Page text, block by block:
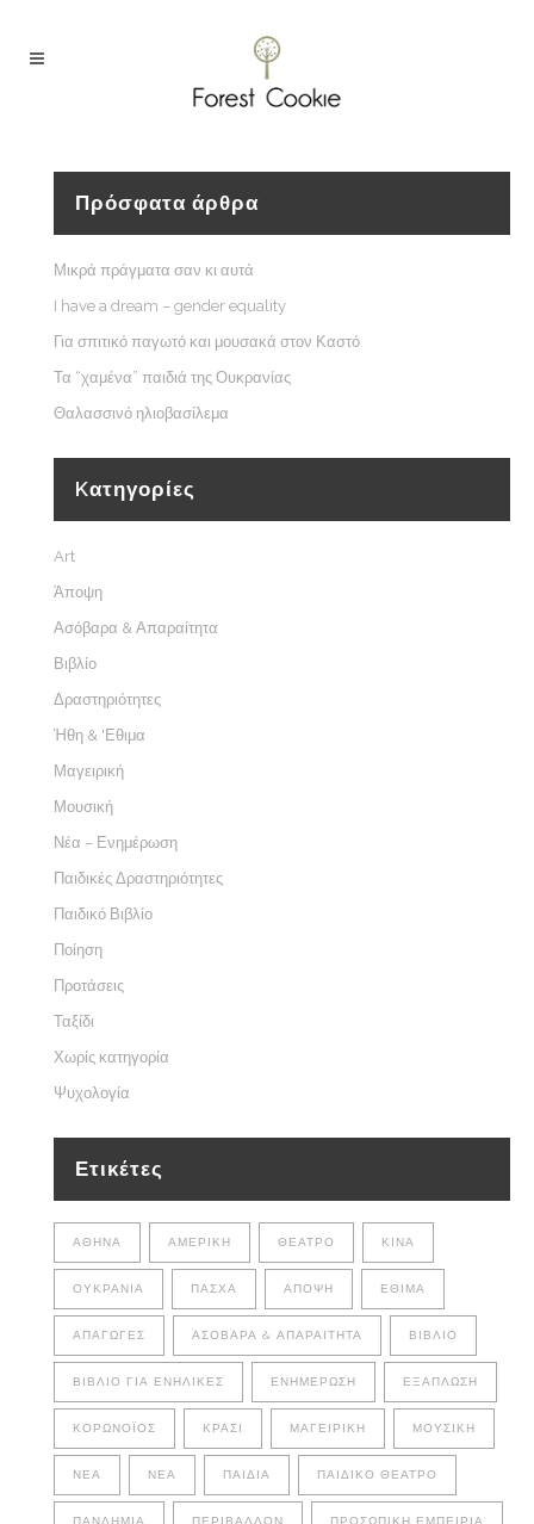
Πρόσφατα άρθρα
Μικρά πράγματα σαν κι αυτά
I have a dream – gender equality
Για σπιτικό παγωτό και μουσακά στον Καστό
Τα “χαμένα” παιδιά της Ουκρανίας
Θαλασσινό ηλιοβασίλεμα
Kατηγορίες
Art
Άποψη
Ασόβαρα & Απαραίτητα
Βιβλίο
Δραστηριότητες
Ήθη & 'Εθιμα
Μαγειρική
Μουσική
Νέα – Ενημέρωση
Παιδικές Δραστηριότητες
Παιδικό Βιβλίο
Ποίηση
Προτάσεις
Ταξίδι
Χωρίς κατηγορία
Ψυχολογία
Ετικέτες
ΑΘΉΝΑ ΑΜΕΡΙΚΉ ΘΈΑΤΡΟ ΚΊΝΑ
ΟΥΚΡΑΝΊΑ ΠΆΣΧΑ ΆΠΟΨΗ ΈΘΙΜΑ
ΑΠΑΓΩΓΈΣ ΑΣΌΒΑΡΑ & ΑΠΑΡΑΊΤΗΤΑ ΒΙΒΛΊΟ
ΒΙΒΛΊΟ ΓΙΑ ΕΝΉΛΙΚΕΣ ΕΝΗΜΈΡΩΣΗ ΕΞΆΠΛΩΣΗ
ΚΟΡΩΝΟΪΌΣ ΚΡΑΣΊ ΜΑΓΕΙΡΙΚΉ ΜΟΥΣΙΚΉ
ΝΈΑ ΝΕΑ ΠΑΙΔΙΆ ΠΑΙΔΙΚΌ ΘΈΑΤΡΟ
ΠΑΝΔΗΜΊΑ ΠΕΡΙΒΆΛΛΟΝ ΠΡΟΣΩΠΙΚΉ ΕΜΠΕΙΡΊΑ